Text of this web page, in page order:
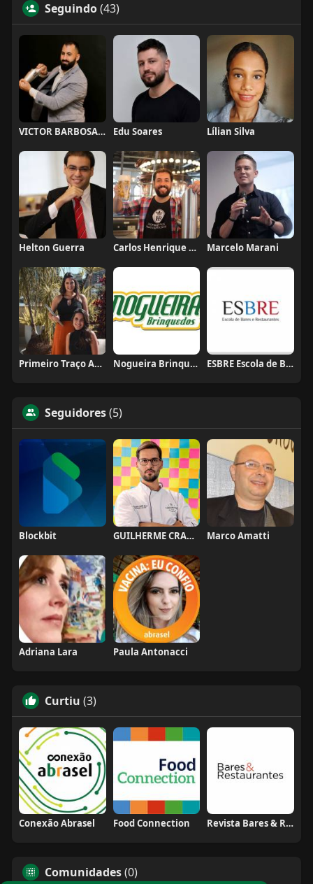
Seguindo(43)
VICTOR BARBOSA QUARANTA Edu Soares Lílian Silva
Helton Guerra Carlos Henrique de Faria Vasconcelos Marcelo Marani
Primeiro Traço Arquitetura Nogueira Brinquedos ESBRE Escola de Bares e Restaurantes
Seguidores(5)
Blockbit GUILHERME CRAMER BALLE Marco Amatti
Adriana Lara Paula Antonacci
Curtiu (3)
Conexão Abrasel Food Connection Revista Bares & Restaurantes
Comunidades(0)